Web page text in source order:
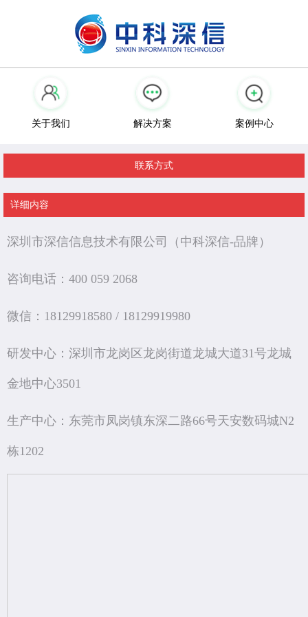
关于我们 解决方案 案例中心
联系方式
详细内容
深圳市深信信息技术有限公司（中科深信-品牌）
咨询电话：400 059 2068
微信：18129918580 / 18129919980
研发中心：深圳市龙岗区龙岗街道龙城大道31号龙城
金地中心3501
生产中心：东莞市凤岗镇东深二路66号天安数码城N2
栋1202